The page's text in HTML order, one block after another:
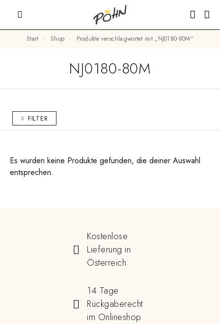
Start Shop Produkte verschlagwortet mit „NJ0180-80M“
NJ0180-80M
FILTER
Es wurden keine Produkte gefunden, die deiner Auswahl
entsprechen.
Kostenlose
Lieferung in
Österreich
14 Tage
Rückgaberecht
im Onlineshop